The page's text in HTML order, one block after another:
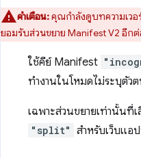
คำเตือน:คุณกำลังดูบทความเวอ
ยอมรับส่วนขยาย Manifest V2 อีกต่
ใช้คีย์ Manifest
ทำงานในโหมดไม่ระบุตัว
เฉพาะส่วนขยายเท่านั้นที่
"split" สำหรับเว็บแอ